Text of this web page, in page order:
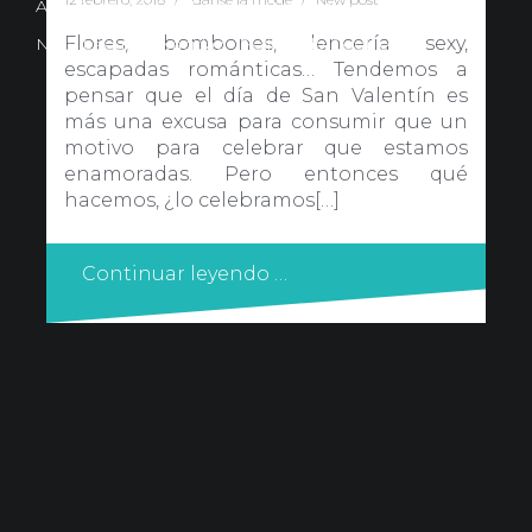
Flores, bombones, lencería sexy,
escapadas románticas… Tendemos a
pensar que el día de San Valentín es
más una excusa para consumir que un
motivo para celebrar que estamos
enamoradas. Pero entonces qué
hacemos, ¿lo celebramos[…]
Continuar leyendo …
Avd. Comercial 20 Barañain (Navarra)
Nota Legal
Privacidad·Política de Cookies